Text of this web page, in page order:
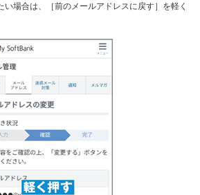
場合は、［前のメールアドレスに戻す］を軽く